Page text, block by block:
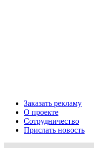
Заказать рекламу
О проекте
Сотрудничество
Прислать новость